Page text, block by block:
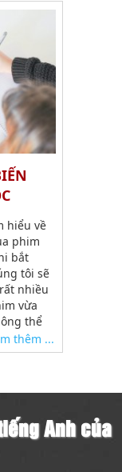
hiểu về
phim
bắt
tôi sẽ
nhiều
vừa
thể
thêm ...
Anh của